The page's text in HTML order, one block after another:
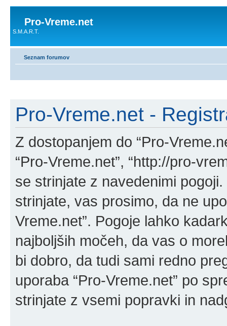
Pro-Vreme.net
S.M.A.R.T.
Seznam forumov
Pro-Vreme.net -
Z dostopanjem do “Pro-
“Pro-Vreme.net”, “http://pro-
se strinjate z navedenimi
strinjate, vas prosimo, da ne
Vreme.net”. Pogoje lahko
najboljših močeh, da vas o
bi dobro, da tudi sami redno
uporaba “Pro-Vreme.net” po
strinjate z vsemi popravki in